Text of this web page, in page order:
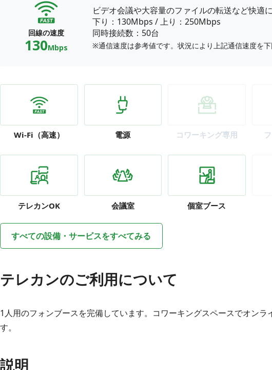
回線の速度
130Mbps
ビデオ会議や大容量のファイルの転送など快適
下り：130Mbps /上り：250Mbps
同時接続数：50台
※通信速度は参考値です。状況により上記通信速度を下
Wi-Fi （高速） 電源 コワーキング専用
テレカンOK 会議室 個室ブース
すべての設備・サービスをすべてみる
テレカンのご利用について
1人用のフォンブースを完備しています。コワーキングスペースでオン
す。
説明